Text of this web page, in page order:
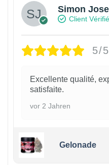
Simon
Client Vérifié
5/5
Excellente qualité,
satisfaite.
vor 2 Jahren
Gelonade